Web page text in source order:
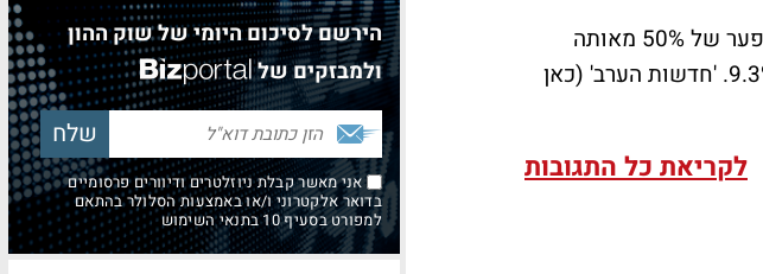
מהדורת חדשות 2 בקשת קיבלה נתון גבוה מאד של 14.7%, בפער של 50% מאותה
מהדורה ברשת - 9.8%. אגב רשת ניצחה את המהדורה של ערוץ עשר שהניבה 9.3%. 'חדשות הערב' (כאן
לקריאת כל התגובות
הירשם לסיכום היומי של שוק ההון
ולמבזקים של
אני מאשר קבלת ניוזלטרים ודיוורים פרסומיים
בדואר אלקטרוני ו/או באמצעות הסלולר בהתאם
למפורט בסעיף 10 בתנאי השימוש